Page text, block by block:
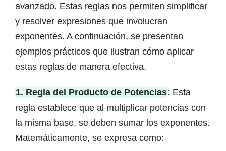
avanzado. Estas reglas nos permiten simplificar
y resolver expresiones que involucran
exponentes. A continuación, se presentan
ejemplos prácticos que ilustran cómo aplicar
estas reglas de manera efectiva.
1. Regla del Producto de Potencias: Esta
regla establece que al multiplicar potencias con
la misma base, se deben sumar los exponentes.
Matemáticamente, se expresa como: